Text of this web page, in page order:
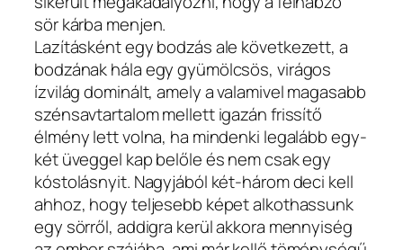
sör kárba menjen.
Lazításként egy bodzás ale következett, a
bodzának hála egy gyümölcsös, virágos
ízvilág dominált, amely a valamivel magasabb
szénsavtartalom mellett igazán frissítő
élmény lett volna, ha mindenki legalább egy-
két üveggel kap belőle és nem csak egy
kóstolásnyit. Nagyjából két-három deci kell
ahhoz, hogy teljesebb képet alkothassunk
egy sörről, addigra kerül akkora mennyiség